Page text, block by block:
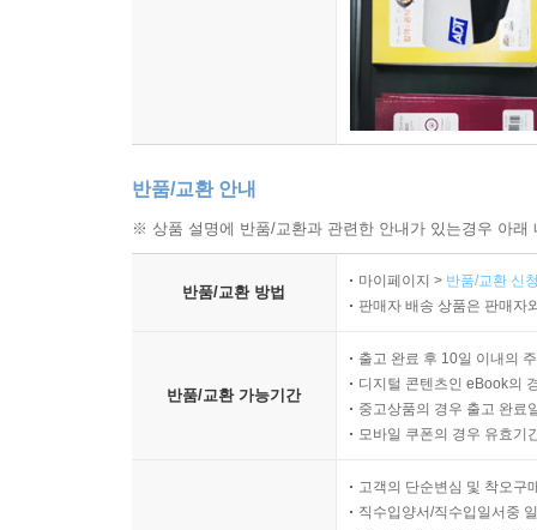
반품/교환 안내
※ 상품 설명에 반품/교환과 관련한 안내가 있는경우 아
반품/교환 방법
마이페이지 > 반품/교환 신
판매자 배송 상품은 판매자
반품/교환 가능기간
출고 완료 후 10일 이내의
디지털 콘텐츠인 eBook의
중고상품의 경우 출고 완료
모바일 쿠폰의 경우 유효기
고객의 단순변심 및 착오구
직수입양서/직수입일서중